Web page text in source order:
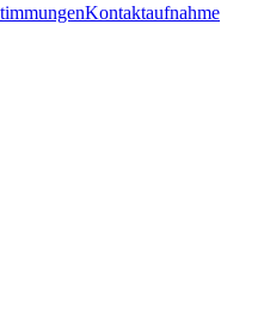
Kontaktaufnahme